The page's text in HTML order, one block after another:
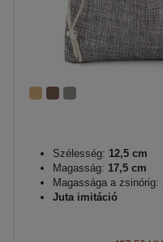
Szélesség: 12,5 cm
Magasság: 17,5 cm
Magassága a zsinórig:
Juta imitáció